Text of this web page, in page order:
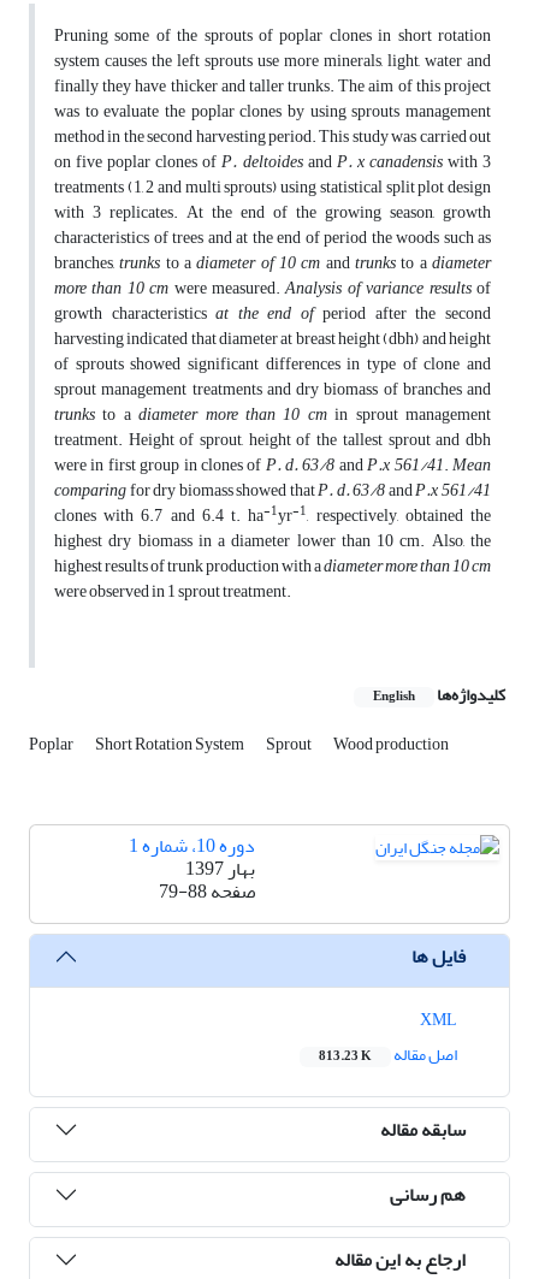
Pruning some of the sprouts of poplar clones in short rotation
system causes the left sprouts use more minerals, light, water and
finally they have thicker and taller trunks. The aim of this project
was to evaluate the poplar clones by using sprouts management
method in the second harvesting period. This study was carried out
on five poplar clones ofP. deltoidesandP. x canadensiswith 3
treatments (1, 2 and multi sprouts) using statistical split plot design
with 3 replicates. At the end of the growing season, growth
characteristics of trees and at the end of period the woods such as
branches,trunksto adiameter of 10 cmandtrunksto adiameter
more than 10 cmwere measured.Analysis of variance resultsof
growth characteristicsat the end ofperiod after the second
harvesting indicated that diameter at breast height (dbh) and height
of sprouts showed significant differences in type of clone and
sprout management treatments and dry biomass of branches and
trunks to adiameter more than 10 cmin sprout management
treatment. Height of sprout, height of the tallest sprout and dbh
were in first group in clones ofP. d. 63/8andP.x 561/41.Mean
comparingfor dry biomass showed thatP. d. 63/8andP.x 561/41
clones with 6.7 and 6.4 t. ha-1yr-1, respectively, obtained the
highest dry biomass in a diameter lower than 10 cm. Also, the
highest results of trunk production with adiameter more than 10 cm
were observed in 1 sprout treatment.
کلیدواژه‌ها English
Poplar Short Rotation System Sprout Wood production
دوره 10، شماره 1
بهار 1397
صفحه79-88
فایل ها
اصل مقاله
813.23 K
سابقه مقاله
هم رسانی
ارجاع به این مقاله